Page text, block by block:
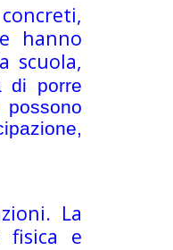
hanno
scuola,
di porre
possono
La
fisica e